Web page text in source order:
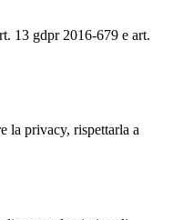
13 gdpr 2016-679 e art.
la privacy, rispettarla a